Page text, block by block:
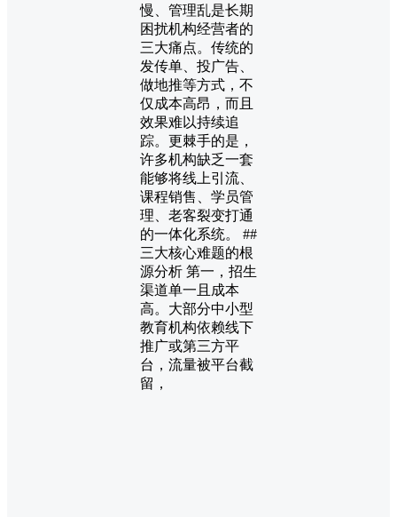
慢、管理乱是长期
困扰机构经营者的
三大痛点。传统的
发传单、投广告、
做地推等方式，不
仅成本高昂，而且
效果难以持续追
踪。更棘手的是，
许多机构缺乏一套
能够将线上引流、
课程销售、学员管
理、老客裂变打通
的一体化系统。 ##
三大核心难题的根
源分析 第一，招生
渠道单一且成本
高。大部分中小型
教育机构依赖线下
推广或第三方平
台，流量被平台截
留，